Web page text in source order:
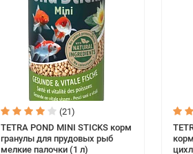
(21)
TETRA POND MINI STICKS корм
гранулы для прудовых рыб
мелкие палочки (1 л)